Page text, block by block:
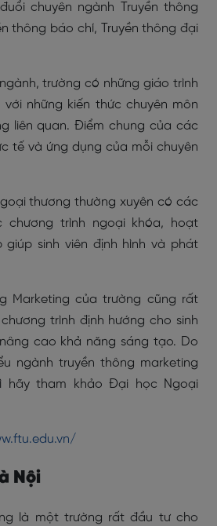
chuyên ngành Truyền thông
thông báo chí, Truyền thông đại
trường có những giáo trình
những kiến thức chuyên môn
liên quan. Điểm chung của các
tế và ứng dụng của mỗi chuyên
thương thường xuyên có các
chương trình ngoại khóa, hoạt
giúp sinh viên định hình và phát
Marketing của trường cũng rất
trình định hướng cho sinh
cao khả năng sáng tạo. Do
ngành truyền thông marketing
hãy tham khảo Đại học Ngoại
Nội
là một trường rất đầu tư cho